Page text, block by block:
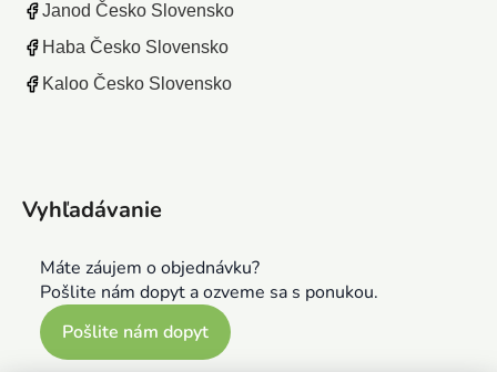
Janod Česko Slovensko
Haba Česko Slovensko
Kaloo Česko Slovensko
Vyhľadávanie
Máte záujem o objednávku?
Pošlite nám dopyt a ozveme sa s ponukou.
Pošlite nám dopyt